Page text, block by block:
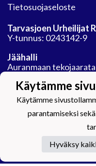
Tietosuojaseloste
Tarvasjoen Urheilijat
Y-tunnus: 0243142-9
Jäähalli
Auranmaan
21450 Tarvasjoki
Powered by
Käytämme
Käytämme
parantamiseksi
Hyväksy